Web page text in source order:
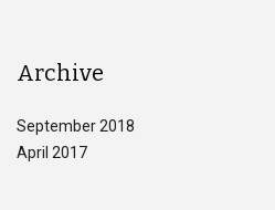
Archive
September 2018
April 2017